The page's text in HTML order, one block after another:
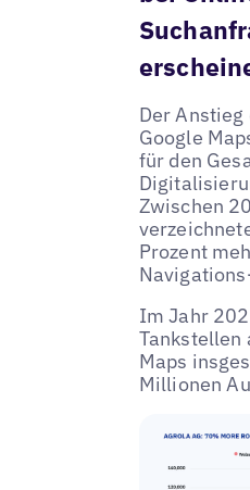
Der
Google
für den
Zwischen
Prozent
Im Jahr
Tankstellen
Maps
Millionen